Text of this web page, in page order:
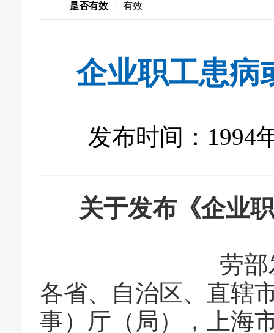
是否有效 有效
企业职工患病
发布时间：1994
关于发布《企业
劳
各省、自治区、直辖
事）厅（局），上海